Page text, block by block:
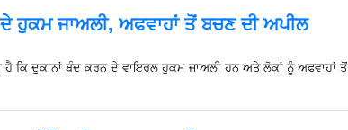
ਹੁਕਮ ਜਾਅਲੀ, ਅਫਵਾਹਾਂ ਤੋਂ ਬਚਣ ਦੀ ਅਪੀਲ
ਹੈ ਕਿ ਦੁਕਾਨਾਂ ਬੰਦ ਕਰਨ ਦੇ ਵਾਇਰਲ ਹੁਕਮ ਜਾਅਲੀ ਹਨ ਅਤੇ ਲੋਕਾਂ ਨੂੰ ਅਫਵਾਹਾਂ